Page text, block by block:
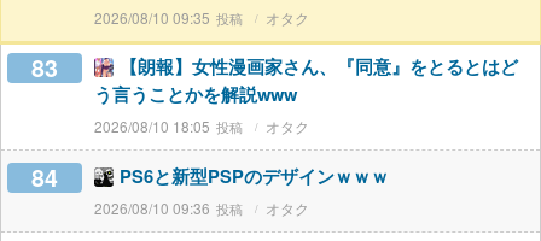
2026/08/10 09:35 オタク
83
【朗報】女性漫画家さん、『同意』をとるとはど
う言うことかを解説www
2026/08/10 18:05 オタク
84 PS6と新型PSPのデザインｗｗｗ
2026/08/10 09:36 オタク